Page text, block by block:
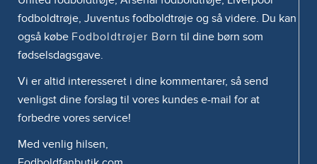
fodboldtrøje, Juventus fodboldtrøje og så videre. Du kan
også købe Fodboldtrøjer Børn til dine børn som
fødselsdagsgave.
Vi er altid interesseret i dine kommentarer, så send
venligst dine forslag til vores kundes e-mail for at
forbedre vores service!
Med venlig hilsen,